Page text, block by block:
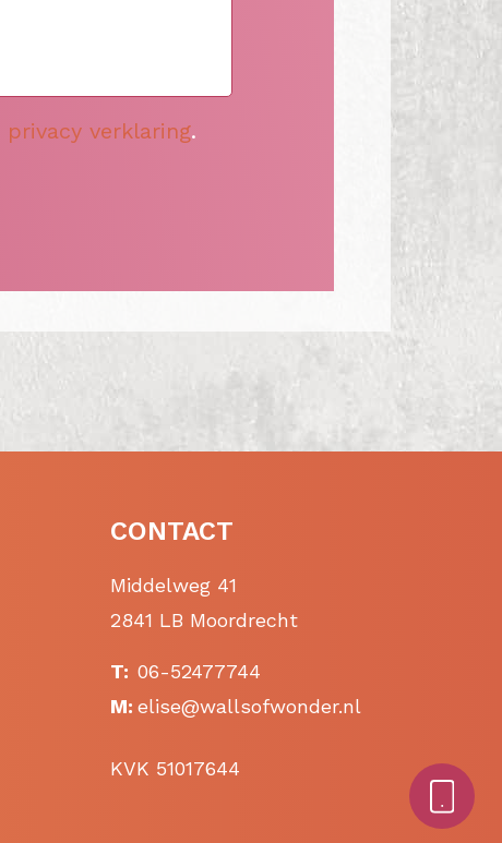
privacy verklaring.
CONTACT
Middelweg 41
2841 LB Moordrecht
T: 06-52477744
M: elise@wallsofwonder.nl
KVK 51017644